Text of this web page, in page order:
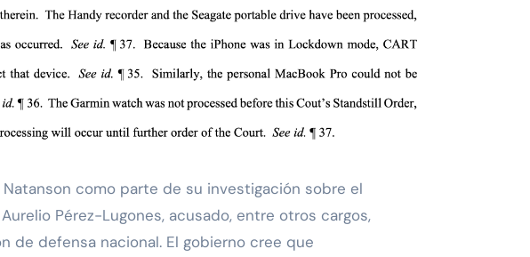
Natanson como parte de su investigación sobre el
Pérez-Lugones, acusado, entre otros cargos,
de defensa nacional. El gobierno cree que